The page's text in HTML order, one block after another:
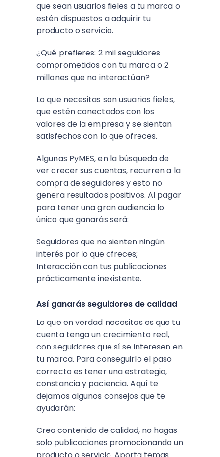
que sean usuarios fieles a tu marca o
estén dispuestos a adquirir tu
producto o servicio.
¿Qué prefieres: 2 mil seguidores
comprometidos con tu marca o 2
millones que no interactúan?
Lo que necesitas son usuarios fieles,
que estén conectados con los
valores de la empresa y se sientan
satisfechos con lo que ofreces.
Algunas PyMES, en la búsqueda de
ver crecer sus cuentas, recurren a la
compra de seguidores y esto no
genera resultados positivos. Al pagar
para tener una gran audiencia lo
único que ganarás será:
Seguidores que no sienten ningún
interés por lo que ofreces;
Interacción con tus publicaciones
prácticamente inexistente.
Así ganarás seguidores de calidad
Lo que en verdad necesitas es que tu
cuenta tenga un crecimiento real,
con seguidores que sí se interesen en
tu marca. Para conseguirlo el paso
correcto es tener una estrategia,
constancia y paciencia. Aquí te
dejamos algunos consejos que te
ayudarán:
Crea contenido de calidad, no hagas
solo publicaciones promocionando un